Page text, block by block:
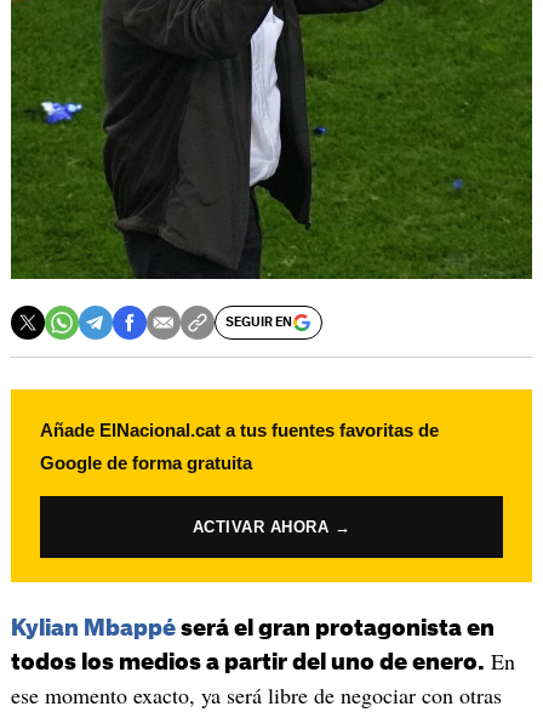
SEGUIR EN
Añade ElNacional.cat a tus fuentes favoritas de
Google de forma gratuita
ACTIVAR AHORA →
Kylian Mbappéserá el gran protagonista en
todos los medios a partir del uno de enero. En
ese momento exacto, ya será libre de negociar con otras